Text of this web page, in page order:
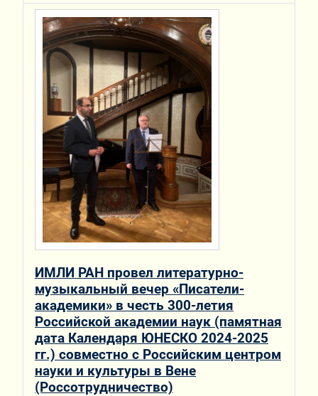
ИМЛИ РАН провел литературно-
музыкальный вечер «Писатели-
академики» в честь 300-летия
Российской академии наук (памятная
дата Календаря ЮНЕСКО 2024-2025
гг.) совместно с Российским центром
науки и культуры в Вене
(Россотрудничество)